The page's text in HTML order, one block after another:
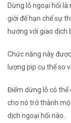
Dừng lỗ ngoại hối
giới để hạn chế sự
hướng với giao dịch
Chức năng này
lượng pip cụ thể so
Điểm dừng lỗ có thể
cho nó trở thành
dịch ngoại hối nào.